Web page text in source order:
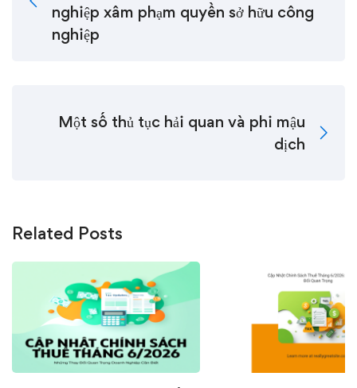
nghiệp xâm phạm quyền sở hữu công
nghiệp
Một số thủ tục hải quan và phi mậu
dịch
Related Posts